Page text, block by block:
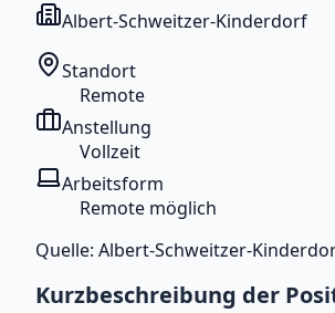
Albert-Schweitzer-Kinderdorf
Standort
Remote
Anstellung
Vollzeit
Arbeitsform
Remote möglich
Quelle: Albert-Schweitzer-
Kurzbeschreibung der